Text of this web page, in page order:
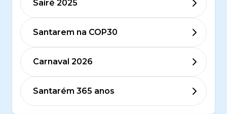
Sairé 2025
Santarem na COP30
Carnaval 2026
Santarém 365 anos